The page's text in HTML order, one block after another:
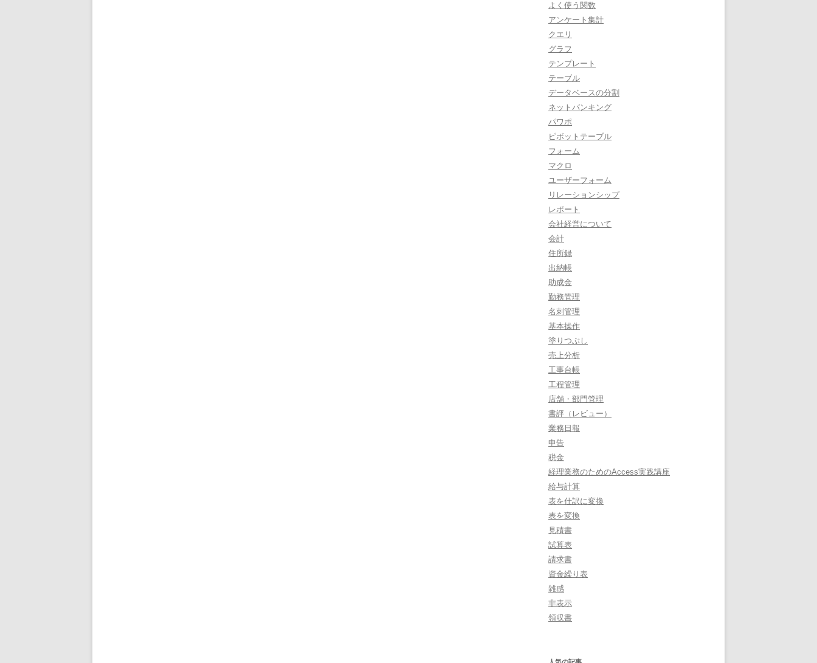
よく使う関数
アンケート集計
クエリ
グラフ
テンプレート
テーブル
データベースの分割
ネットバンキング
パワポ
ピボットテーブル
フォーム
マクロ
ユーザーフォーム
リレーションシップ
レポート
会社経営について
会計
住所録
出納帳
助成金
勤務管理
名刺管理
基本操作
塗りつぶし
売上分析
工事台帳
工程管理
店舗・部門管理
書評（レビュー）
業務日報
申告
税金
経理業務のためのAccess実践講座
給与計算
表を仕訳に変換
表を変換
見積書
試算表
請求書
資金繰り表
雑感
非表示
領収書